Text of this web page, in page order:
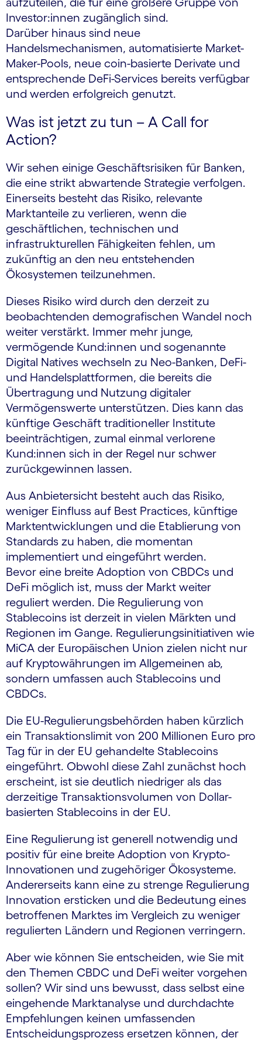
Investor:innen zugänglich sind.
Darüber hinaus sind neue
Handelsmechanismen, automatisierte Market-
Maker-Pools, neue coin-basierte Derivate und
entsprechende DeFi-Services bereits verfügbar
und werden erfolgreich genutzt.
Was ist jetzt zu tun – A Call for
Action?
Wir sehen einige Geschäftsrisiken für Banken,
die eine strikt abwartende Strategie verfolgen.
Einerseits besteht das Risiko, relevante
Marktanteile zu verlieren, wenn die
geschäftlichen, technischen und
infrastrukturellen Fähigkeiten fehlen, um
zukünftig an den neu entstehenden
Ökosystemen teilzunehmen.
Dieses Risiko wird durch den derzeit zu
beobachtenden demografischen Wandel noch
weiter verstärkt. Immer mehr junge,
vermögende Kund:innen und sogenannte
Digital Natives wechseln zu Neo-Banken, DeFi-
und Handelsplattformen, die bereits die
Übertragung und Nutzung digitaler
Vermögenswerte unterstützen. Dies kann das
künftige Geschäft traditioneller Institute
beeinträchtigen, zumal einmal verlorene
Kund:innen sich in der Regel nur schwer
zurückgewinnen lassen.
Aus Anbietersicht besteht auch das Risiko,
weniger Einfluss auf Best Practices, künftige
Marktentwicklungen und die Etablierung von
Standards zu haben, die momentan
implementiert und eingeführt werden.
Bevor eine breite Adoption von CBDCs und
DeFi möglich ist, muss der Markt weiter
reguliert werden. Die Regulierung von
Stablecoins ist derzeit in vielen Märkten und
Regionen im Gange. Regulierungsinitiativen wie
MiCA der Europäischen Union zielen nicht nur
auf Kryptowährungen im Allgemeinen ab,
sondern umfassen auch Stablecoins und
CBDCs.
Die EU-Regulierungsbehörden haben kürzlich
ein Transaktionslimit von 200 Millionen Euro pro
Tag für in der EU gehandelte Stablecoins
eingeführt. Obwohl diese Zahl zunächst hoch
erscheint, ist sie deutlich niedriger als das
derzeitige Transaktionsvolumen von Dollar-
basierten Stablecoins in der EU.
Eine Regulierung ist generell notwendig und
positiv für eine breite Adoption von Krypto-
Innovationen und zugehöriger Ökosysteme.
Andererseits kann eine zu strenge Regulierung
Innovation ersticken und die Bedeutung eines
betroffenen Marktes im Vergleich zu weniger
regulierten Ländern und Regionen verringern.
Aber wie können Sie entscheiden, wie Sie mit
den Themen CBDC und DeFi weiter vorgehen
sollen? Wir sind uns bewusst, dass selbst eine
eingehende Marktanalyse und durchdachte
Empfehlungen keinen umfassenden
Entscheidungsprozess ersetzen können, der